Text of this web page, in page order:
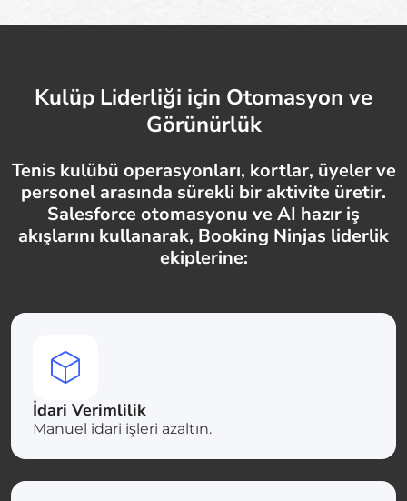
Kulüp Liderliği için Otomasyon ve
Görünürlük
Tenis kulübü operasyonları, kortlar, üyeler ve
personel arasında sürekli bir aktivite üretir.
Salesforce otomasyonu ve AI hazır iş
akışlarını kullanarak, Booking Ninjas liderlik
ekiplerine:
İdari Verimlilik
Manuel idari işleri azaltın.